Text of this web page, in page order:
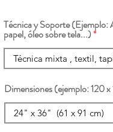
Técnica y Soporte (Ejemplo:
papel, óleo sobre tela...)
Dimensiones (ejemplo: 120